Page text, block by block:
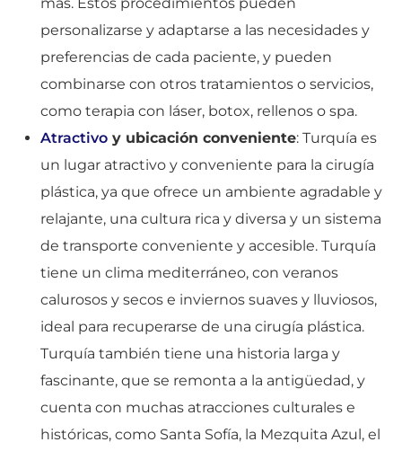
más. Estos procedimientos pueden
personalizarse y adaptarse a las necesidades y
preferencias de cada paciente, y pueden
combinarse con otros tratamientos o servicios,
como terapia con láser, botox, rellenos o spa.
Atractivo y ubicación conveniente: Turquía es
un lugar atractivo y conveniente para la cirugía
plástica, ya que ofrece un ambiente agradable y
relajante, una cultura rica y diversa y un sistema
de transporte conveniente y accesible. Turquía
tiene un clima mediterráneo, con veranos
calurosos y secos e inviernos suaves y lluviosos,
ideal para recuperarse de una cirugía plástica.
Turquía también tiene una historia larga y
fascinante, que se remonta a la antigüedad, y
cuenta con muchas atracciones culturales e
históricas, como Santa Sofía, la Mezquita Azul, el